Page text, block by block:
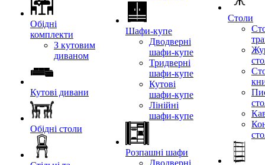
Обідні
комплекти
З кутовим
диваном
Кутові дивани
Обідні столи
Шафи-купе
Дводверні
шафи-купе
Тридверні
шафи-купе
Кутові
шафи-купе
Лінійні
шафи-купе
Розпашні шафи
Дводверні
Столи